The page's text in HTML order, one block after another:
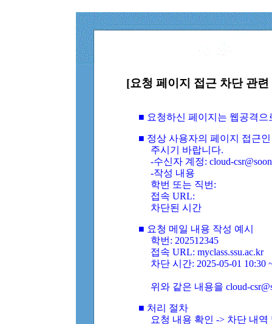
[요청 페이지 접근 차단 관
■ 요청하신 페이지는 웹공격
■ 정상 사용자의 페이지 접근
주시기 바랍니다.
-수신자 계정: cloud-
-작성 내용
학번 또는 직번:
접속 URL:
차단된 시간
■ 요청 메일 내용 작성 예시
학번: 202512345
접속 URL: myclass.ssu.ac.kr
차단 시간: 2025-05-01 10:30
위와 같은 내용을 cloud-
■ 처리 절차
요청 내용 확인 -> 차단 내